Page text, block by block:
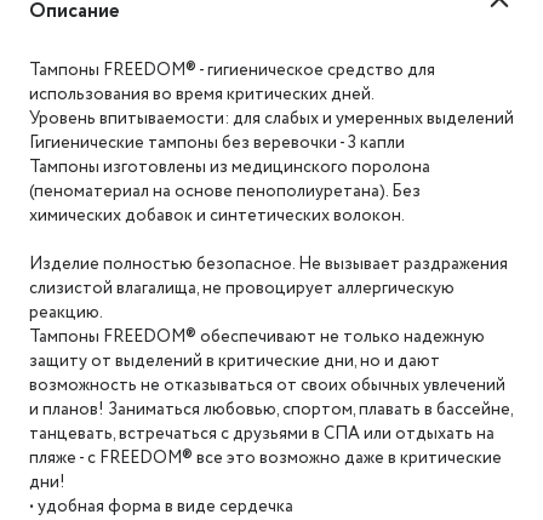
Описание
Тампоны FREEDOM® - гигиеническое средство для
использования во время критических дней.
Уровень впитываемости: для слабых и умеренных выделений
Гигиенические тампоны без веревочки - 3 капли
Тампоны изготовлены из медицинского поролона
(пеноматериал на основе пенополиуретана). Без
химических добавок и синтетических волокон.
Изделие полностью безопасное. Не вызывает раздражения
слизистой влагалища, не провоцирует аллергическую
реакцию.
Тампоны FREEDOM® обеспечивают не только надежную
защиту от выделений в критические дни, но и дают
возможность не отказываться от своих обычных увлечений
и планов! Заниматься любовью, спортом, плавать в бассейне,
танцевать, встречаться с друзьями в СПА или отдыхать на
пляже - с FREEDOM® все это возможно даже в критические
дни!
• удобная форма в виде сердечка